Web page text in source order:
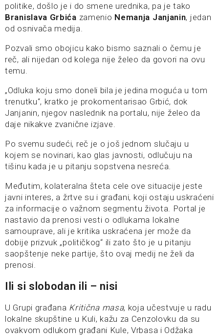
politike, došlo je i do smene urednika, pa je tako
Branislava Grbića zamenio Nemanja Janjanin, jedan
od osnivača medija.
Pozvali smo obojicu kako bismo saznali o čemu je
reč, ali nijedan od kolega nije želeo da govori na ovu
temu.
„Odluka koju smo doneli bila je jedina moguća u tom
trenutku“, kratko je prokomentarisao Grbić, dok
Janjanin, njegov naslednik na portalu, nije želeo da
daje nikakve zvanične izjave.
Po svemu sudeći, reč je o još jednom slučaju u
kojem se novinari, kao glas javnosti, odlučuju na
tišinu kada je u pitanju sopstvena nesreća.
Međutim, kolateralna šteta cele ove situacije jeste
javni interes, a žrtve su i građani, koji ostaju uskraćeni
za informacije o važnom segmentu života. Portal je
nastavio da prenosi vesti o odlukama lokalne
samouprave, ali je kritika uskraćena jer može da
dobije prizvuk „političkog“ ili zato što je u pitanju
saopštenje neke partije, što ovaj medij ne želi da
prenosi.
Ili si slobodan ili – nisi
U Grupi građana Kritična masa, koja učestvuje u radu
lokalne skupštine u Kuli, kažu za Cenzolovku da su
ovakvom odlukom građani Kule, Vrbasa i Odžaka